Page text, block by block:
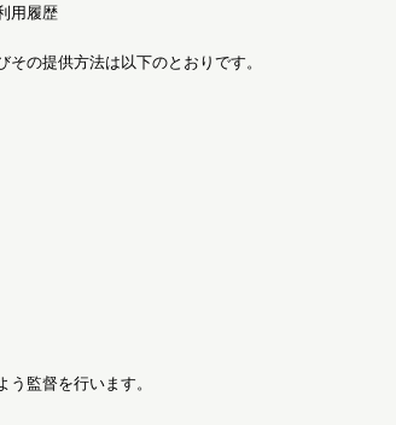
用履歴
の提供方法は以下のとおりです。
監督を行います。